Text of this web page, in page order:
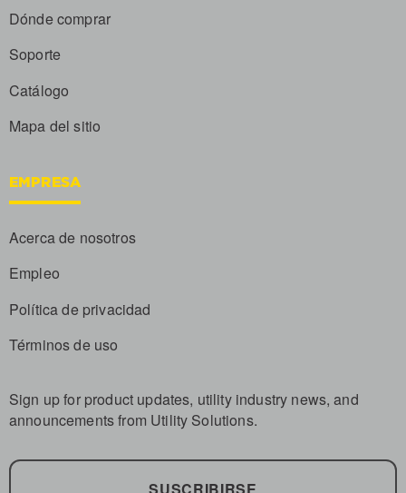
Dónde comprar
Soporte
Catálogo
Mapa del sitio
EMPRESA
Acerca de nosotros
Empleo
Política de privacidad
Términos de uso
Sign up for product updates, utility industry news, and
announcements from Utility Solutions.